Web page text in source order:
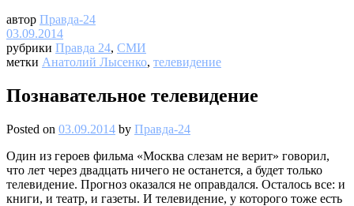
автор Правда-24
03.09.2014
рубрики Правда 24, СМИ
метки Анатолий Лысенко, телевидение
Познавательное телевидение
Posted on 03.09.2014 by Правда-24
Один из героев фильма «Москва слезам не верит» говорил,
что лет через двадцать ничего не останется, а будет только
телевидение. Прогноз оказался не оправдался. Осталось все: и
книги, и театр, и газеты. И телевидение, у которого тоже есть